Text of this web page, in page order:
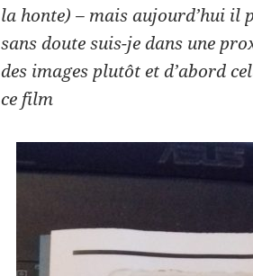
la honte) – mais aujourd’hui il
sans doute suis-je dans une
des images plutôt et d’abord
ce film